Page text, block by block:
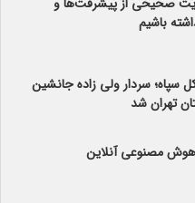
باشیم
سپاه؛ سردار ولی زاده جانشین
تهران شد
مصنوعی آنلاین